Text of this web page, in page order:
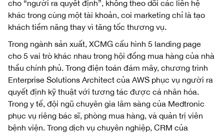
cho “người ra quyết định”, không theo dõi các liên hệ
khác trong cùng một tài khoản, coi marketing chỉ là tạo
khách tiềm năng thay vì tăng tốc thương vụ.
Trong ngành sản xuất, XCMG cấu hình 5 landing page
cho 5 vai trò khác nhau trong hội đồng mua hàng của nhà
thầu chính phủ. Trong điện toán đám mây, chương trình
Enterprise Solutions Architect của AWS phục vụ người ra
quyết định kỹ thuật với tương tác được cá nhân hóa.
Trong y tế, đội ngũ chuyên gia lâm sàng của Medtronic
phục vụ riêng bác sĩ, phòng mua hàng, và quản trị viên
bệnh viện. Trong dịch vụ chuyên nghiệp, CRM của